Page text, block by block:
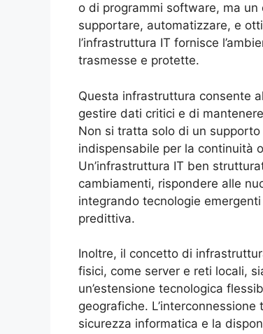
o di programmi software, ma
supportare, automatizzare, e
l’infrastruttura IT fornisce
trasmesse e protette.
Questa infrastruttura consente
gestire dati critici e di
Non si tratta solo di un
indispensabile per la continuità
Un’infrastruttura IT ben
cambiamenti, rispondere alle
integrando tecnologie emergenti
predittiva.
Inoltre, il concetto di
fisici, come server e reti locali,
un’estensione tecnologica
geografiche.
sicurezza informatica e la